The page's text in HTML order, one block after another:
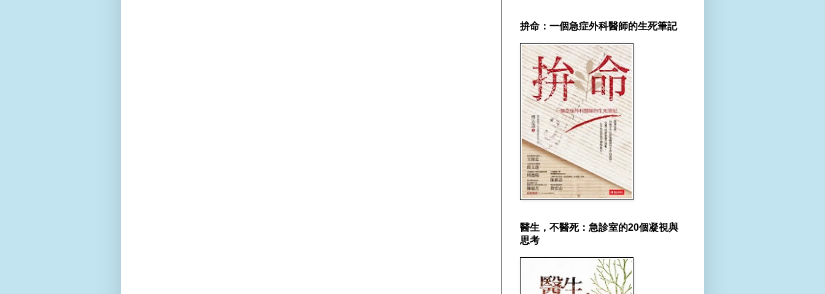
拚命：一個急症外科醫師的生死筆記
醫生，不醫死：急診室的20個凝視與
思考